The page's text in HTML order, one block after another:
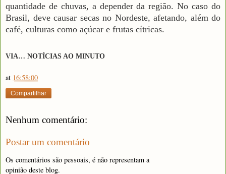
quantidade de chuvas, a depender da região. No caso do
Brasil, deve causar secas no Nordeste, afetando, além do
café, culturas como açúcar e frutas cítricas.
VIA… NOTÍCIAS AO MINUTO
at 16:58:00
Compartilhar
Nenhum comentário:
Postar um comentário
Os comentários são pessoais, é não representam a
opinião deste blog.